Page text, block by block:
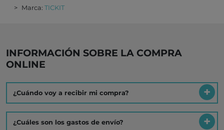
Marca: TICKIT
INFORMACIÓN SOBRE LA COMPRA
ONLINE
¿Cuándo voy a recibir mi compra?
¿Cuáles son los gastos de envío?